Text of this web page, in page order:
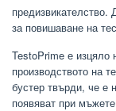
за повишаване на
TestoPrime е изцяло
производството на
бустер твърди, че е
появяват при